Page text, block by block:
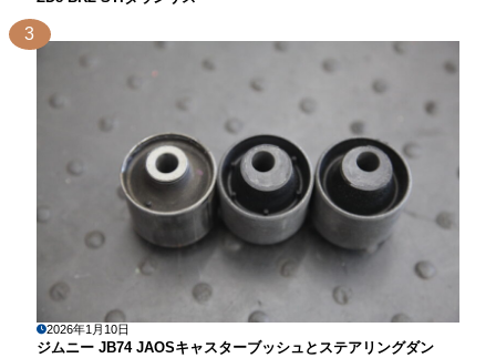
3
2026年1月10日
ジムニー JB74 JAOSキャスターブッシュとステアリングダン